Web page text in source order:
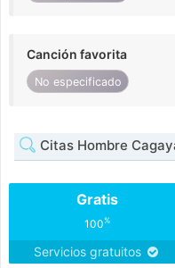
Canción favorita
No especificado
Citas Hombre
Gratis
100%
Servicios gratuitos